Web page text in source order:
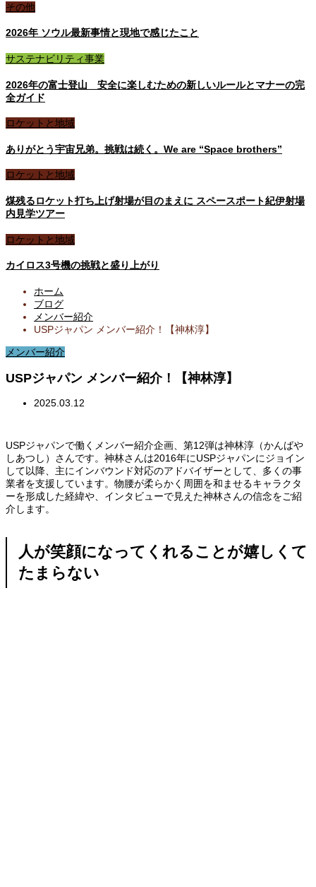
その他
2026年 ソウル最新事情と現地で感じたこと
サステナビリティ事業
2026年の富士登山 安全に楽しむための新しいルールとマナーの完
全ガイド
ロケットと地域
ありがとう宇宙兄弟。挑戦は続く。We are “Space brothers”
ロケットと地域
煤残るロケット打ち上げ射場が目のまえに スペースポート紀伊射場
内見学ツアー
ロケットと地域
カイロス3号機の挑戦と盛り上がり
ホーム
ブログ
メンバー紹介
USPジャパン メンバー紹介！【神林淳】
メンバー紹介
USPジャパン メンバー紹介！【神林淳】
2025.03.12
USPジャパンで働くメンバー紹介企画、第12弾は神林淳（かんばや
しあつし）さんです。神林さんは2016年にUSPジャパンにジョイン
して以降、主にインバウンド対応のアドバイザーとして、多くの事
業者を支援しています。物腰が柔らかく周囲を和ませるキャラクタ
ーを形成した経緯や、インタビューで見えた神林さんの信念をご紹
介します。
人が笑顔になってくれることが嬉しくて
たまらない